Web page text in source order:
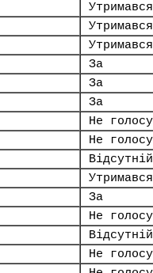
Утримався
Утримався
Утримався
За
За
За
Не
Не
Відсутній
Утримався
За
Не
Відсутній
Не